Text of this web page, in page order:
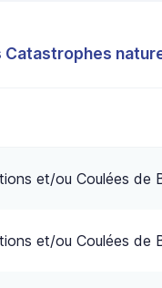
et/ou Coulées de
et/ou Coulées de